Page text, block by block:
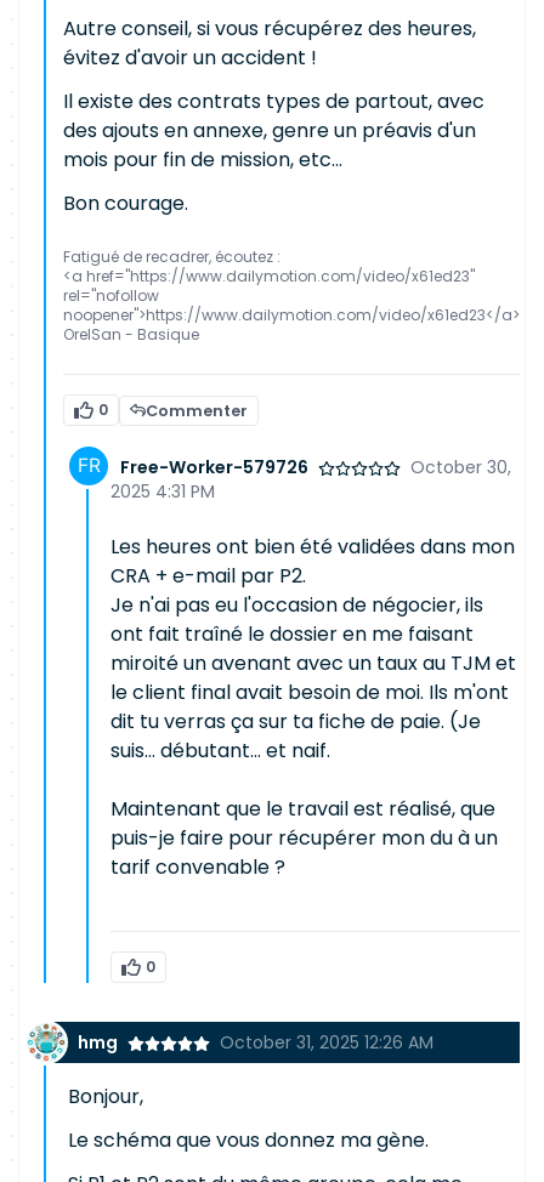
Autre conseil, si vous récupérez des heures,
évitez d'avoir un accident !
Il existe des contrats types de partout, avec
des ajouts en annexe, genre un préavis d'un
mois pour fin de mission, etc...
Bon courage.
Fatigué de recadrer, écoutez :
<a href="https://www.dailymotion.com/video/x61ed23"
rel="nofollow
noopener">https://www.dailymotion.com/video/x61ed23</a>
OrelSan - Basique
0 Commenter
Free-Worker-579726
October 30,
2025 4:31 PM
Les heures ont bien été validées dans mon
CRA + e-mail par P2.
Je n'ai pas eu l'occasion de négocier, ils
ont fait traîné le dossier en me faisant
miroité un avenant avec un taux au TJM et
le client final avait besoin de moi. Ils m'ont
dit tu verras ça sur ta fiche de paie. (Je
suis... débutant... et naif.
Maintenant que le travail est réalisé, que
puis-je faire pour récupérer mon du à un
tarif convenable ?
0
hmg October 31, 2025 12:26 AM
Bonjour,
Le schéma que vous donnez ma gène.